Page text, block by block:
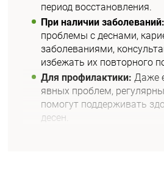
период восстановления.
При наличии заболеваний:
проблемы с деснами,
заболеваниями,
избежать их повторного
Для профилактики: Даже
явных проблем,
помогут поддерживать
десен.